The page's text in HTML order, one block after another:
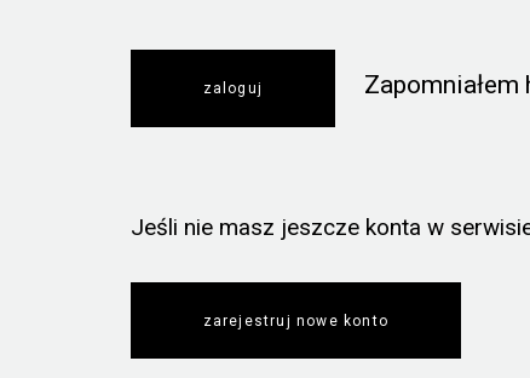
Zapomniałem
Jeśli nie masz jeszcze konta w
zarejestruj nowe konto